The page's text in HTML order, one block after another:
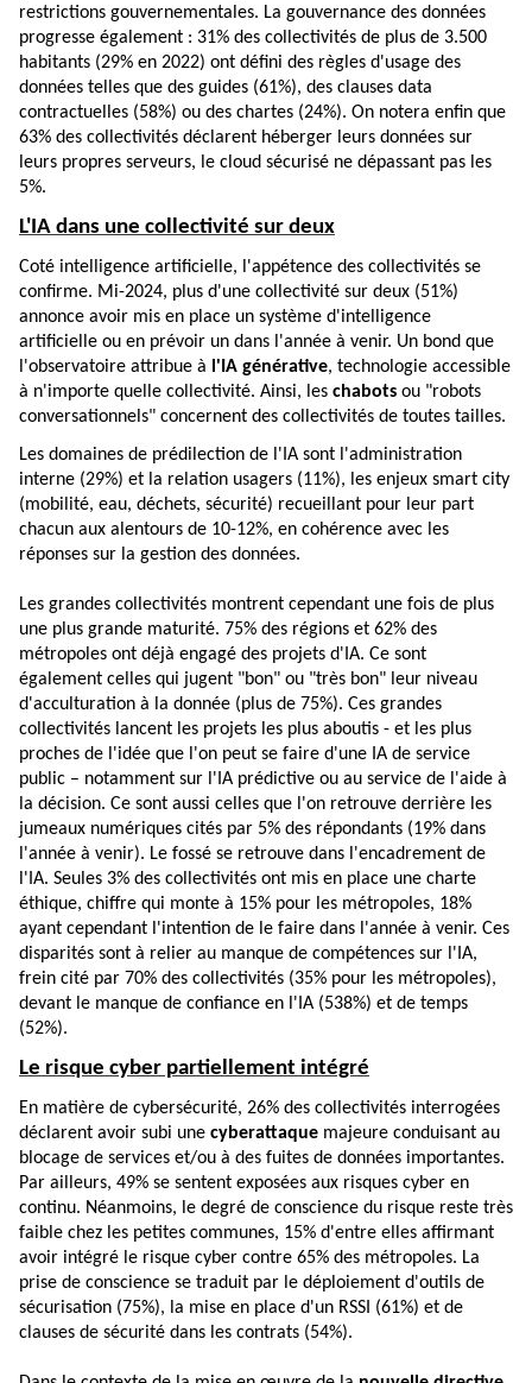
restrictions gouvernementales. La gouvernance des données
progresse également : 31% des collectivités de plus de 3.500
habitants (29% en 2022) ont défini des règles d'usage des
données telles que des guides (61%), des clauses data
contractuelles (58%) ou des chartes (24%). On notera enfin que
63% des collectivités déclarent héberger leurs données sur
leurs propres serveurs, le cloud sécurisé ne dépassant pas les
5%.
L'IA dans une collectivité sur deux
Coté intelligence artificielle, l'appétence des collectivités se
confirme. Mi-2024, plus d'une collectivité sur deux (51%)
annonce avoir mis en place un système d'intelligence
artificielle ou en prévoir un dans l'année à venir. Un bond que
l'observatoire attribue à
l'IA générative, technologie accessible
à n'importe quelle collectivité. Ainsi, les chabots ou "robots
conversationnels" concernent des collectivités de toutes tailles.
Les domaines de prédilection de l'IA sont l'administration
interne (29%) et la relation usagers (11%), les enjeux smart city
(mobilité, eau, déchets, sécurité) recueillant pour leur part
chacun aux alentours de 10-12%, en cohérence avec les
réponses sur la gestion des données.
Les grandes collectivités montrent cependant une fois de plus
une plus grande maturité. 75% des régions et 62% des
métropoles ont déjà engagé des projets d'IA. Ce sont
également celles qui jugent "bon" ou "très bon" leur niveau
d'acculturation à la donnée (plus de 75%). Ces grandes
collectivités lancent les projets les plus aboutis - et les plus
proches de l'idée que l'on peut se faire d'une IA de service
public – notamment sur l'IA prédictive ou au service de l'aide à
la décision. Ce sont aussi celles que l'on retrouve derrière les
jumeaux numériques cités par 5% des répondants (19% dans
l'année à venir). Le fossé se retrouve dans l'encadrement de
l'IA. Seules 3% des collectivités ont mis en place une charte
éthique, chiffre qui monte à 15% pour les métropoles, 18%
ayant cependant l'intention de le faire dans l'année à venir. Ces
disparités sont à relier au manque de compétences sur l'IA,
frein cité par 70% des collectivités (35% pour les métropoles),
devant le manque de confiance en l'IA (538%) et de temps
(52%).
Le risque cyber partiellement intégré
En matière de cybersécurité, 26% des collectivités interrogées
déclarent avoir subi une cyberattaque majeure conduisant au
blocage de services et/ou à des fuites de données importantes.
Par ailleurs, 49% se sentent exposées aux risques cyber en
continu. Néanmoins, le degré de conscience du risque reste très
faible chez les petites communes, 15% d'entre elles affirmant
avoir intégré le risque cyber contre 65% des métropoles. La
prise de conscience se traduit par le déploiement d'outils de
sécurisation (75%), la mise en place d'un RSSI (61%) et de
clauses de sécurité dans les contrats (54%).